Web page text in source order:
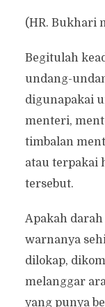
(HR. Bukhari
Begitulah
undang-
digunapakai
menteri,
timbalan
atau terpakai
tersebut.
Apakah
warnanya
dilokap,
melanggar
yang punya